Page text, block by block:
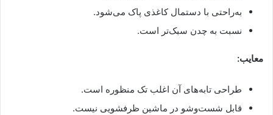
به‌راحتی با دستمال کاغذی پاک می‌شود.
نسبت به چدن سبک‌تر است.
معایب:
طراحی تابه‌های آن اغلب تک منظوره است.
قابل شست‌وشو در ماشین ظرفشویی نیست.